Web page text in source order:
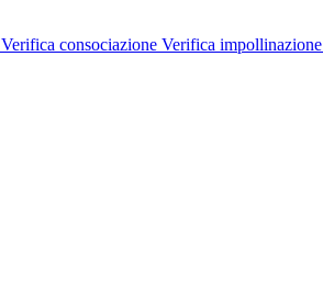
Verifica consociazione Verifica impollinazione